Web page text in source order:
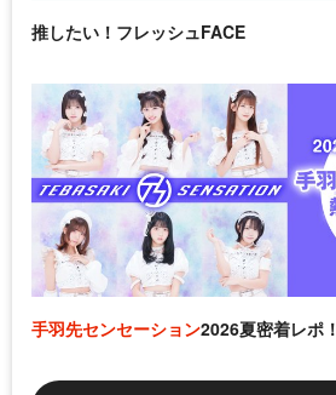
推したい！フレッシュFACE
手羽先センセーション2026夏密着レポ！